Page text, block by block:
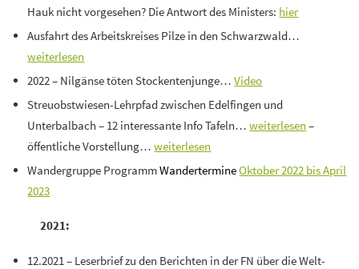
Hauk nicht vorgesehen? Die Antwort des Ministers: hier
Ausfahrt des Arbeitskreises Pilze in den Schwarzwald…
weiterlesen
2022 – Nilgänse töten Stockentenjunge…Video
Streuobstwiesen-Lehrpfad zwischen Edelfingen und
Unterbalbach – 12 interessante Info Tafeln…weiterlesen –
öffentliche Vorstellung…weiterlesen
Wandergruppe ProgrammWandertermineOktober 2022 bis April
2023
2021:
12.2021 – Leserbrief zu den Berichten in der FN über die Welt-